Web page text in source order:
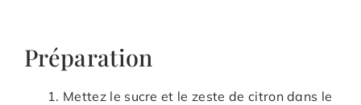
Préparation
Mettez le sucre et le zeste de citron dans le